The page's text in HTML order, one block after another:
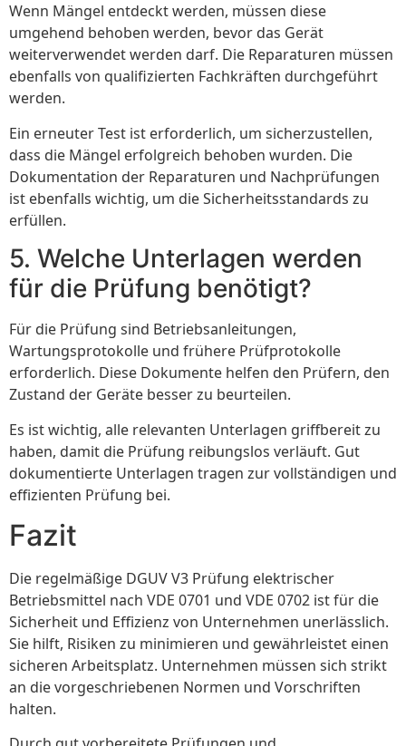
Wenn Mängel entdeckt werden, müssen diese
umgehend behoben werden, bevor das Gerät
weiterverwendet werden darf. Die Reparaturen müssen
ebenfalls von qualifizierten Fachkräften durchgeführt
werden.
Ein erneuter Test ist erforderlich, um sicherzustellen,
dass die Mängel erfolgreich behoben wurden. Die
Dokumentation der Reparaturen und Nachprüfungen
ist ebenfalls wichtig, um die Sicherheitsstandards zu
erfüllen.
5. Welche Unterlagen werden
für die Prüfung benötigt?
Für die Prüfung sind Betriebsanleitungen,
Wartungsprotokolle und frühere Prüfprotokolle
erforderlich. Diese Dokumente helfen den Prüfern, den
Zustand der Geräte besser zu beurteilen.
Es ist wichtig, alle relevanten Unterlagen griffbereit zu
haben, damit die Prüfung reibungslos verläuft. Gut
dokumentierte Unterlagen tragen zur vollständigen und
effizienten Prüfung bei.
Fazit
Die regelmäßige DGUV V3 Prüfung elektrischer
Betriebsmittel nach VDE 0701 und VDE 0702 ist für die
Sicherheit und Effizienz von Unternehmen unerlässlich.
Sie hilft, Risiken zu minimieren und gewährleistet einen
sicheren Arbeitsplatz. Unternehmen müssen sich strikt
an die vorgeschriebenen Normen und Vorschriften
halten.